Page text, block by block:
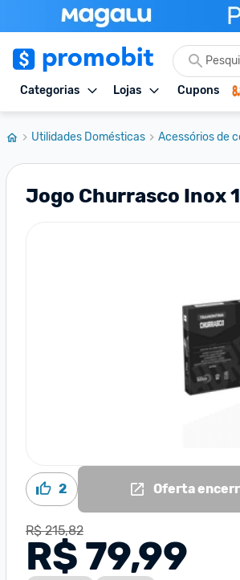
Categorias Lojas Cupons
Utilidades Domésticas Acessórios de
Jogo Churrasco Inox
2 Oferta
R$ 215,82
R$ 79,99